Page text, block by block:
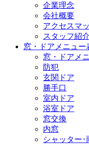
企業理念
会社概要
アクセスマ
スタッフ紹介
窓・ドアメニュー
窓・ドアメ
防犯
玄関ドア
勝手口
室内ドア
浴室ドア
窓交換
内窓
シャッター･